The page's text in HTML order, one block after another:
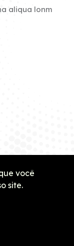
você
site.
aliqua lonm